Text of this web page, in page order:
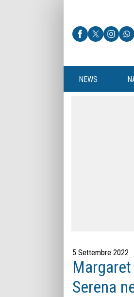
NEWS
5 Settembre 2022
Serena